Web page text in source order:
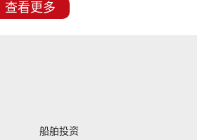
查看更多
船舶投资